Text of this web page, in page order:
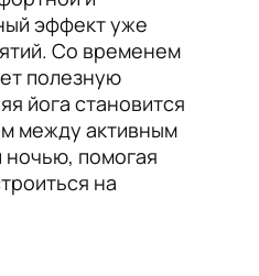
эффект уже
Со временем
полезную
йога становится
между активным
помогая
на